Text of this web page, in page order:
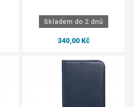
Skladem do 2 dnů
340,00 Kč